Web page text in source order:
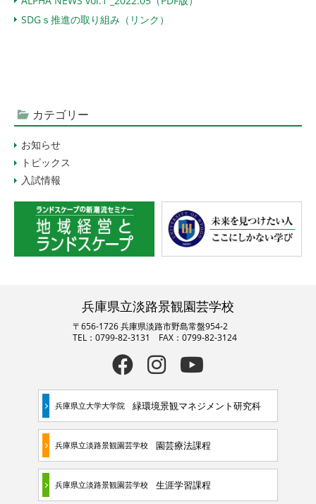
SDGｓ推進の取り組み（リンク）
カテゴリー
お知らせ
トピックス
入試情報
兵庫県立淡路景観園芸学校
〒656-1726 兵庫県淡路市野島常盤954-2
TEL：0799-82-3131 FAX：0799-82-3124
兵庫県立大学大学院 緑環境景観マネジメント研究科
兵庫県立淡路景観園芸学校 園芸療法課程
兵庫県立淡路景観園芸学校 生涯学習課程